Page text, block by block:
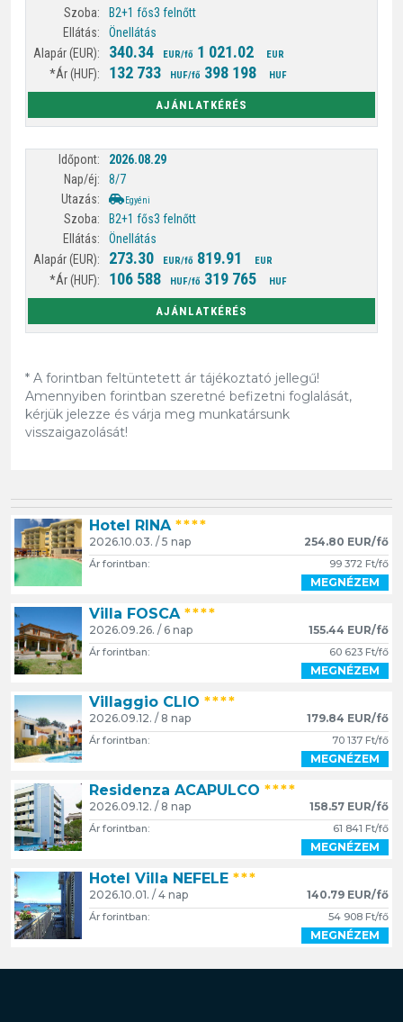
B2+1 fős3 felnőtt
Önellátás
340.34 EUR/fő 1 021.02 EUR
132 733 HUF/fő 398 198 HUF
AJÁNLATKÉRÉS
2026.08.29
8/7
Egyéni
B2+1 fős3 felnőtt
Önellátás
273.30 EUR/fő 819.91 EUR
106 588 HUF/fő 319 765 HUF
AJÁNLATKÉRÉS
* A forintban feltüntetett ár tájékoztató jellegű!
Amennyiben forintban szeretné befizetni foglalását,
kérjük jelezze és várja meg munkatársunk
visszaigazolását!
Hotel RINA ****
2026.10.03. / 5 nap 254.80 EUR/fő
Ár forintban: 99 372 Ft/fő
MEGNÉZEM
Villa FOSCA ****
2026.09.26. / 6 nap 155.44 EUR/fő
Ár forintban: 60 623 Ft/fő
MEGNÉZEM
Villaggio CLIO ****
2026.09.12. / 8 nap 179.84 EUR/fő
Ár forintban: 70 137 Ft/fő
MEGNÉZEM
Residenza ACAPULCO ****
2026.09.12. / 8 nap 158.57 EUR/fő
Ár forintban: 61 841 Ft/fő
MEGNÉZEM
Hotel Villa NEFELE ***
2026.10.01. / 4 nap 140.79 EUR/fő
Ár forintban: 54 908 Ft/fő
MEGNÉZEM